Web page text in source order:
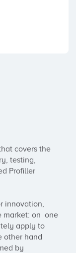
covers the
testing,
Profiller
innovation,
market: on  one
apply to
other hand
by